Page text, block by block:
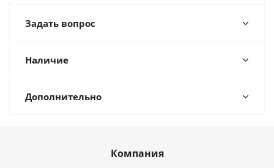
Задать вопрос
Наличие
Дополнительно
Компания